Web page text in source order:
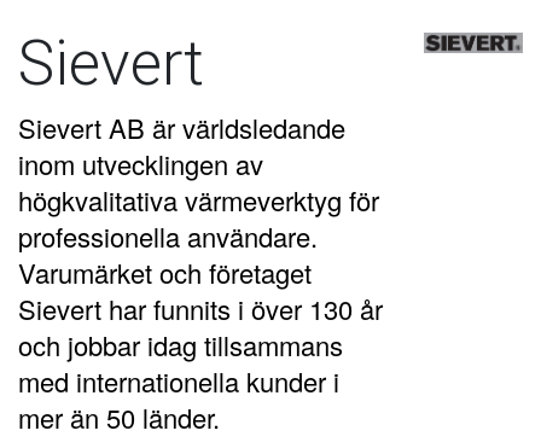
Sievert
Sievert AB är världsledande
inom utvecklingen av
högkvalitativa värmeverktyg för
professionella användare.
Varumärket och företaget
Sievert har funnits i över 130 år
och jobbar idag tillsammans
med internationella kunder i
mer än 50 länder.